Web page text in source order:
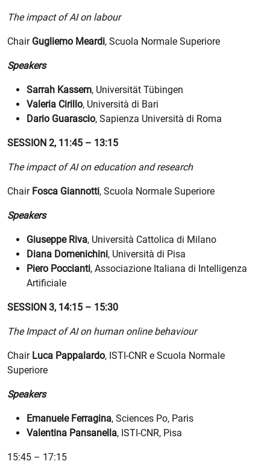
The impact of AI on labour
Chair Gugliemo Meardi, Scuola Normale Superiore
Speakers
Sarrah Kassem, Universität Tübingen
Valeria Cirillo, Università di Bari
Dario Guarascio, Sapienza Università di Roma
SESSION 2, 11:45 – 13:15
The impact of AI on education and research
Chair Fosca Giannotti, Scuola Normale Superiore
Speakers
Giuseppe Riva, Università Cattolica di Milano
Diana Domenichini, Università di Pisa
Piero Poccianti, Associazione Italiana di Intelligenza
Artificiale
SESSION 3, 14:15 – 15:30
The Impact of AI on human online behaviour
Chair Luca Pappalardo, ISTI-CNR e Scuola Normale
Superiore
Speakers
Emanuele Ferragina, Sciences Po, Paris
Valentina Pansanella, ISTI-CNR, Pisa
15:45 – 17:15